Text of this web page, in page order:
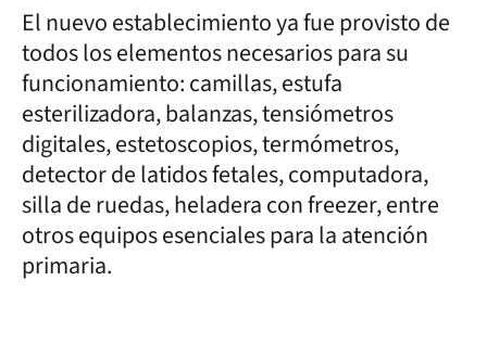
El nuevo establecimiento ya fue provisto de
todos los elementos necesarios para su
funcionamiento: camillas, estufa
esterilizadora, balanzas, tensiómetros
digitales, estetoscopios, termómetros,
detector de latidos fetales, computadora,
silla de ruedas, heladera con freezer, entre
otros equipos esenciales para la atención
primaria.